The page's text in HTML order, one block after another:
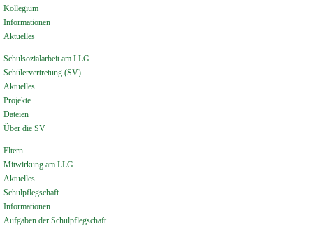
Kollegium
Informationen
Aktuelles
Schulsozialarbeit am LLG
Schülervertretung (SV)
Aktuelles
Projekte
Dateien
Über die SV
Eltern
Mitwirkung am LLG
Aktuelles
Schulpflegschaft
Informationen
Aufgaben der Schulpflegschaft